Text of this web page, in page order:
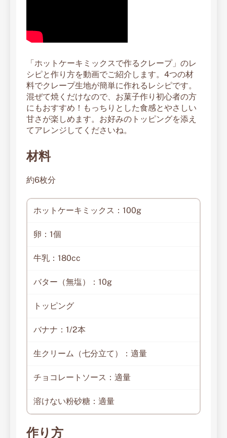
「ホットケーキミックスで作るクレープ」のレ
シピと作り方を動画でご紹介します。4つの材
料でクレープ生地が簡単に作れるレシピです。
混ぜて焼くだけなので、お菓子作り初心者の方
にもおすすめ！もっちりとした食感とやさしい
甘さが楽しめます。お好みのトッピングを添え
てアレンジしてくださいね。
材料
約6枚分
ホットケーキミックス：100g
卵：1個
牛乳：180cc
バター（無塩）：10g
トッピング
バナナ：1/2本
生クリーム（七分立て）：適量
チョコレートソース：適量
溶けない粉砂糖：適量
作り方